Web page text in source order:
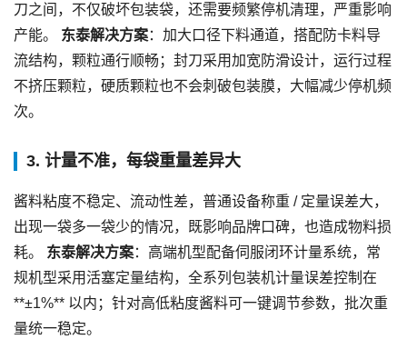
刀之间，不仅破坏包装袋，还需要频繁停机清理，严重影响
产能。 东泰解决方案：加大口径下料通道，搭配防卡料导
流结构，颗粒通行顺畅；封刀采用加宽防滑设计，运行过程
不挤压颗粒，硬质颗粒也不会刺破包装膜，大幅减少停机频
次。
3. 计量不准，每袋重量差异大
酱料粘度不稳定、流动性差，普通设备称重 / 定量误差大，
出现一袋多一袋少的情况，既影响品牌口碑，也造成物料损
耗。 东泰解决方案：高端机型配备伺服闭环计量系统，常
规机型采用活塞定量结构，全系列包装机计量误差控制在
**±1%** 以内；针对高低粘度酱料可一键调节参数，批次重
量统一稳定。